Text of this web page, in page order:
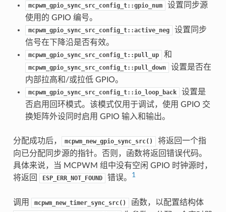
mcpwm_gpio_sync_src_config_t::gpio_num
设置同步源
使用的 GPIO 编号。
mcpwm_gpio_sync_src_config_t::active_neg
设置同步
信号在下降沿是否有效。
mcpwm_gpio_sync_src_config_t::pull_up 和
mcpwm_gpio_sync_src_config_t::pull_down
设置是否在
内部拉高和/或拉低 GPIO。
mcpwm_gpio_sync_src_config_t::io_loop_back
设置是
否启用回环模式。该模式仅用于调试，使用 GPIO 交
换矩阵外设同时启用 GPIO 输入和输出。
分配成功后， mcpwm_new_gpio_sync_src()
将返回一个指
向已分配同步源的指针。否则，函数将返回错误代码。
具体来说，当 MCPWM 组中没有空闲 GPIO 时钟源时，
将返回
ESP_ERR_NOT_FOUND 错误。 1
调用 mcpwm_new_timer_sync_src() 函数，以配置结构体